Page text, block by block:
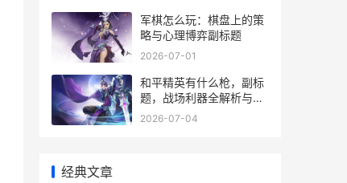
军棋怎么玩：棋盘上的策
略与心理博弈副标题
2026-07-01
和平精英有什么枪，副标
题，战场利器全解析与深
度战术指南
2026-07-04
经典文章